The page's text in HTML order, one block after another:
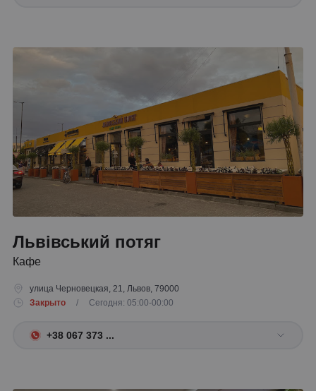
Львівський потяг
Кафе
улица Черновецкая, 21, Львов, 79000
Закрыто
/ Сегодня: 05:00-00:00
+38 067 373 ...